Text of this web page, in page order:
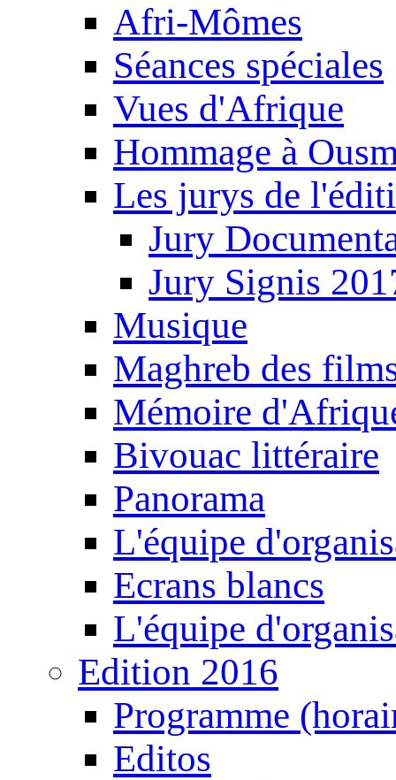
Afri-Mômes
Séances spéciales
Vues d'Afrique
Hommage à
Les jurys de
Jury
Jury Signis
Musique
Maghreb des
Mémoire
Bivouac littéraire
Panorama
L'équipe
Ecrans blancs
L'équipe
Edition 2016
Programme
Editos